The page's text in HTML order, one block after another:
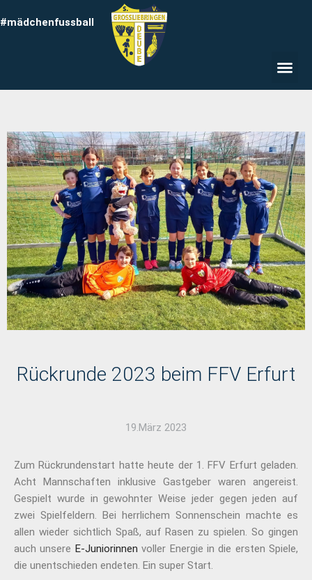
#mädchenfussball
Rückrunde 2023 beim FFV Erfurt
19.März 2023
Zum Rückrundenstart hatte heute der 1. FFV Erfurt geladen.
Acht Mannschaften inklusive Gastgeber waren angereist.
Gespielt wurde in gewohnter Weise jeder gegen jeden auf
zwei Spielfeldern. Bei herrlichem Sonnenschein machte es
allen wieder sichtlich Spaß, auf Rasen zu spielen. So gingen
auch unsere E-Juniorinnen voller Energie in die ersten Spiele,
die unentschieden endeten. Ein super Start.